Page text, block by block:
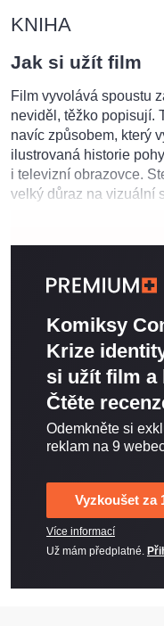
KNIHA
Jak si užít film
Film vyvolává spoustu
neviděl, těžko popisují.
navíc způsobem, který
ilustrovaná historie
i televizní obrazovce.
velký důraz na vizuální
Komiksy
Krize
si užít film a
Čtěte
Odemkněte si
reklam na 9
Vyzkoušet za
Více informací
Už mám předplatné.